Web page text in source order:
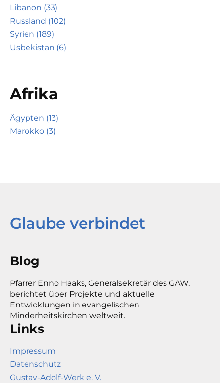
Libanon (33)
Russland (102)
Syrien (189)
Usbekistan (6)
Afrika
Ägypten (13)
Marokko (3)
Glaube verbindet
Blog
Pfarrer Enno Haaks, Generalsekretär des GAW,
berichtet über Projekte und aktuelle
Entwicklungen in evangelischen
Minderheitskirchen weltweit.
Links
Impressum
Datenschutz
Gustav-Adolf-Werk e. V.